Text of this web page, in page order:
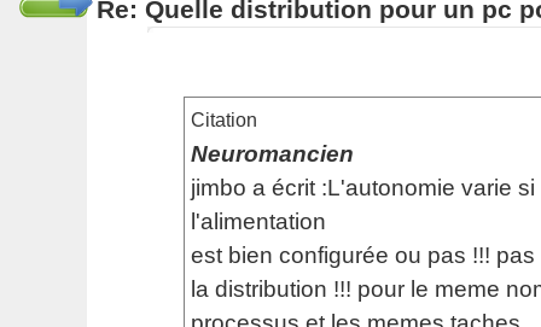
Re: Quelle distribution pour un pc
Citation
Neuromancien
jimbo a écrit :L'autonomie varie
l'alimentation
est bien configurée ou pas !!!
la distribution !!! pour le meme